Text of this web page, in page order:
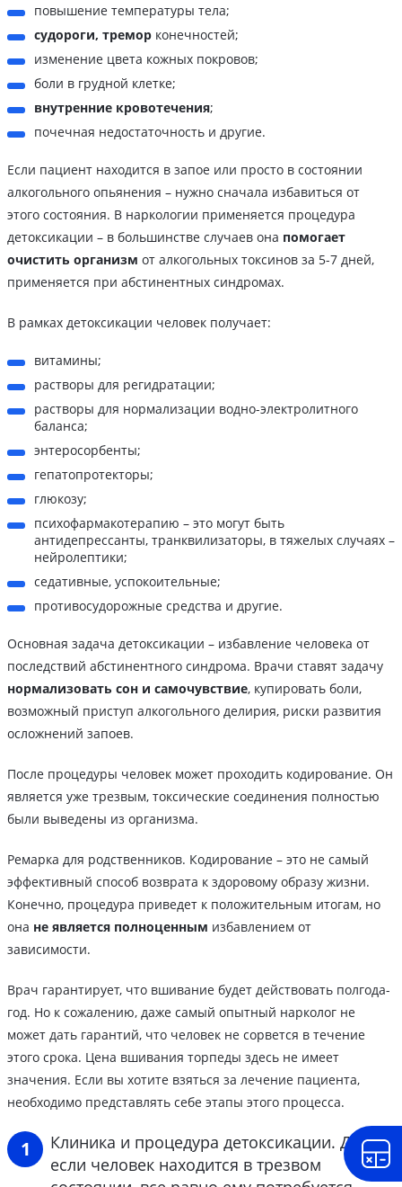
повышение температуры тела;
судороги, тремор конечностей;
изменение цвета кожных покровов;
боли в грудной клетке;
внутренние кровотечения;
почечная недостаточность и другие.
Если пациент находится в запое или просто в состоянии
алкогольного опьянения – нужно сначала избавиться от
этого состояния. В наркологии применяется процедура
детоксикации – в большинстве случаев она помогает
очистить организм от алкогольных токсинов за 5-7 дней,
применяется при абстинентных синдромах.
В рамках детоксикации человек получает:
витамины;
растворы для регидратации;
растворы для нормализации водно-электролитного
баланса;
энтеросорбенты;
гепатопротекторы;
глюкозу;
психофармакотерапию – это могут быть
антидепрессанты, транквилизаторы, в тяжелых случаях –
нейролептики;
седативные, успокоительные;
противосудорожные средства и другие.
Основная задача детоксикации – избавление человека от
последствий абстинентного синдрома. Врачи ставят задачу
нормализовать сон и самочувствие, купировать боли,
возможный приступ алкогольного делирия, риски развития
осложнений запоев.
После процедуры человек может проходить кодирование. Он
является уже трезвым, токсические соединения полностью
были выведены из организма.
Ремарка для родственников. Кодирование – это не самый
эффективный способ возврата к здоровому образу жизни.
Конечно, процедура приведет к положительным итогам, но
она не является полноценным избавлением от
зависимости.
Врач гарантирует, что вшивание будет действовать полгода-
год. Но к сожалению, даже самый опытный нарколог не
может дать гарантий, что человек не сорвется в течение
этого срока. Цена вшивания торпеды здесь не имеет
значения. Если вы хотите взяться за лечение пациента,
необходимо представлять себе этапы этого процесса.
Клиника и процедура детоксикации. Даже
если человек находится в трезвом